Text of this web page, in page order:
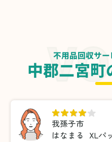
不用品回収サ
中郡二宮
我孫子市
はなまる
XLパ